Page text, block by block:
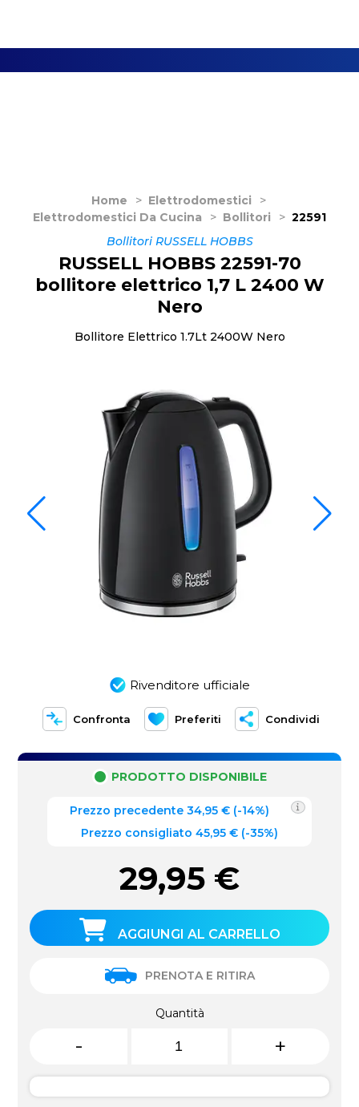
Home > Elettrodomestici
>
Elettrodomestici Da Cucina
> Bollitori > 22591
Bollitori RUSSELL HOBBS
Rivenditore ufficiale
Confronta Preferiti Condividi
RUSSELL HOBBS 22591-70
bollitore elettrico 1,7 L 2400 W
Nero
Bollitore Elettrico 1.7Lt 2400W Nero
PRODOTTO DISPONIBILE
Prezzo precedente 34,95 € (-14%)
Prezzo consigliato 45,95 € (-35%)
29,95 €
AGGIUNGI AL CARRELLO
PRENOTA E RITIRA
Quantità
- +